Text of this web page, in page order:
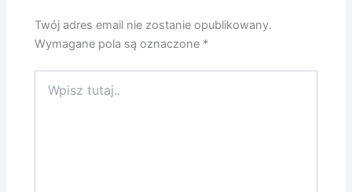
Twój adres email nie zostanie opublikowany.
Wymagane pola są oznaczone *
tutaj..